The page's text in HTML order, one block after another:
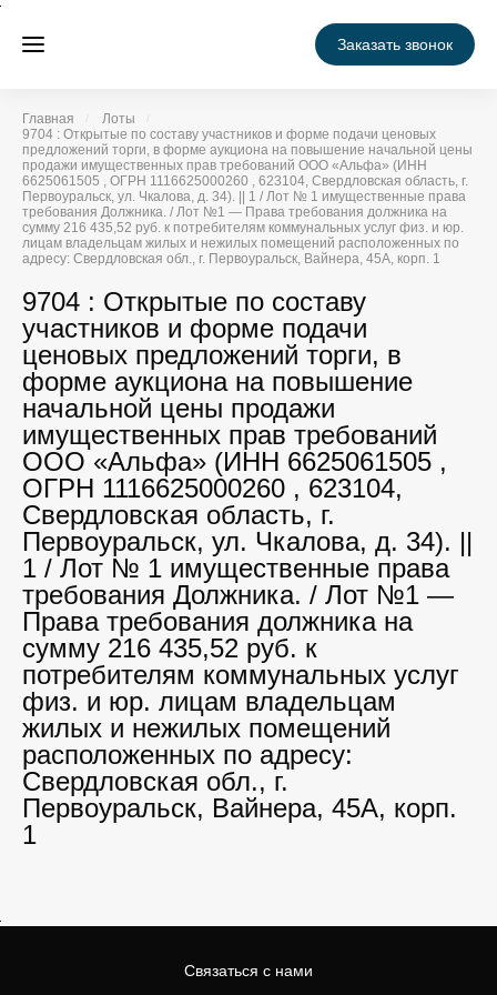
Заказать звонок
Главная
Лоты
9704 : Открытые по составу участников и форме подачи ценовых
предложений торги, в форме аукциона на повышение начальной цены
продажи имущественных прав требований ООО «Альфа» (ИНН
6625061505 , ОГРН 1116625000260 , 623104, Свердловская область, г.
Первоуральск, ул. Чкалова, д. 34). || 1 / Лот № 1 имущественные права
требования Должника. / Лот №1 — Права требования должника на
сумму 216 435,52 руб. к потребителям коммунальных услуг физ. и юр.
лицам владельцам жилых и нежилых помещений расположенных по
адресу: Свердловская обл., г. Первоуральск, Вайнера, 45А, корп. 1
9704 : Открытые по составу
участников и форме подачи
ценовых предложений торги, в
форме аукциона на повышение
начальной цены продажи
имущественных прав требований
ООО «Альфа» (ИНН 6625061505 ,
ОГРН 1116625000260 , 623104,
Свердловская область, г.
Первоуральск, ул. Чкалова, д. 34). ||
1 / Лот № 1 имущественные права
требования Должника. / Лот №1 —
Права требования должника на
сумму 216 435,52 руб. к
потребителям коммунальных услуг
физ. и юр. лицам владельцам
жилых и нежилых помещений
расположенных по адресу:
Свердловская обл., г.
Первоуральск, Вайнера, 45А, корп.
1
Связаться с нами